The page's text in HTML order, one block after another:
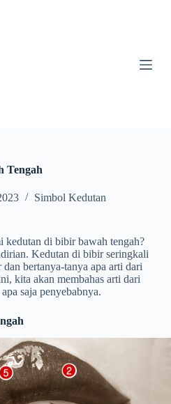
Tengah
Simbol Kedutan
kedutan di bibir bawah tengah?
Kedutan di bibir seringkali
bertanya-tanya apa arti dari
kita akan membahas arti dari
saja penyebabnya.